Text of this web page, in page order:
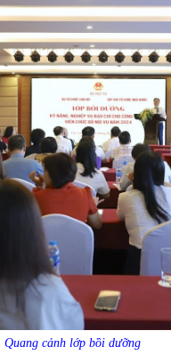
Quang cảnh lớp bồi dưỡng